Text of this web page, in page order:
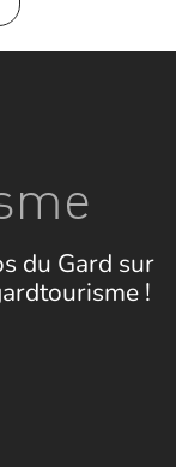
du Gard sur
!